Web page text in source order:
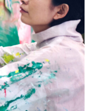
キッチンにてお楽しみ
に毎年掲載されている
ョンを通じて、この⽇、
のないひとときをご堪能